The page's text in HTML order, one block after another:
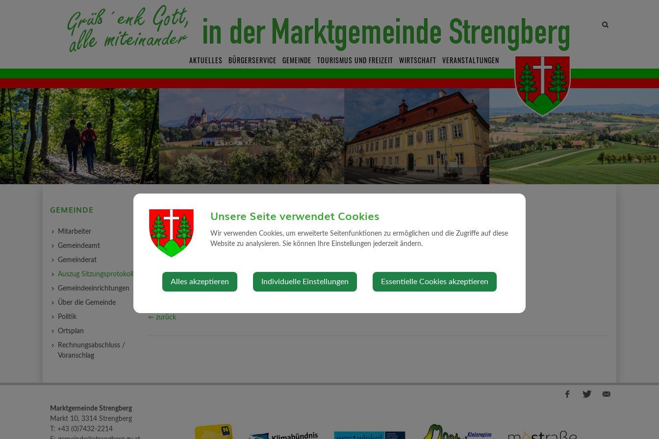
Site
AKTUELLES BÜRGERSERVICE GEMEINDE TOURISMUS UND FREIZEIT WIRTSCHAFT VERANSTALTUNGEN
Sitzungsprotokoll 06/2023
vom 21. Dezember 2023
Freitag, 26. April 2024
⇐ zurück
GEMEINDE
Mitarbeiter
Gemeindeamt
Gemeinderat
Auszug Sitzungsprotokolle
Gemeindeeinrichtungen
Über die Gemeinde
Politik
Ortsplan
Rechnungsabschluss /
Voranschlag
Marktgemeinde Strengberg
Markt 10, 3314 Strengberg
T: +43 (0)7432-2214
Unsere Seite verwendet Cookies
Wir verwenden Cookies, um erweiterte Seitenfunktionen zu ermöglichen und die Zugriffe auf diese
Website zu analysieren. Sie können Ihre Einstellungen jederzeit ändern.
Alles akzeptieren Individuelle Einstellungen Essentielle Cookies akzeptieren